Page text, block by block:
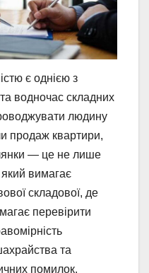
є однією з
водночас складних
людину
продаж квартири,
— це не лише
вимагає
складової, де
перевірити
та
помилок.